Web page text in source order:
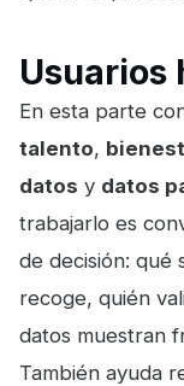
Usuarios
En esta parte
talento,
datos y datos
trabajarlo es
de decisión: qué
recoge, quién
datos muestran
También ayuda